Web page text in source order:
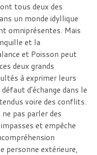
tous deux des
un monde idyllique
omniprésentes. Mais
et la
et Poisson peut
deux grands
à exprimer leurs
d’échange dans le
voire des conflits.
pas parler des
et empêche
personne extérieure,